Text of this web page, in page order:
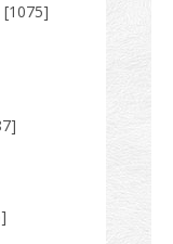
[1075]